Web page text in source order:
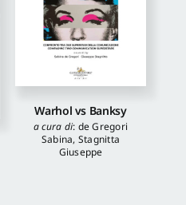
Warhol vs Banksy
a cura di: de Gregori
Sabina, Stagnitta
Giuseppe